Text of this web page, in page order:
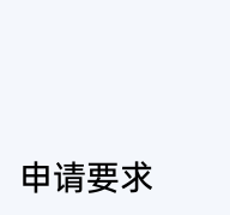
申请要求